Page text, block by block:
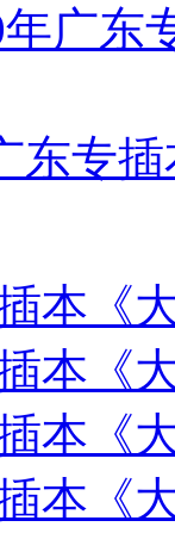
年广东
东专
本《
本《
本《
本《